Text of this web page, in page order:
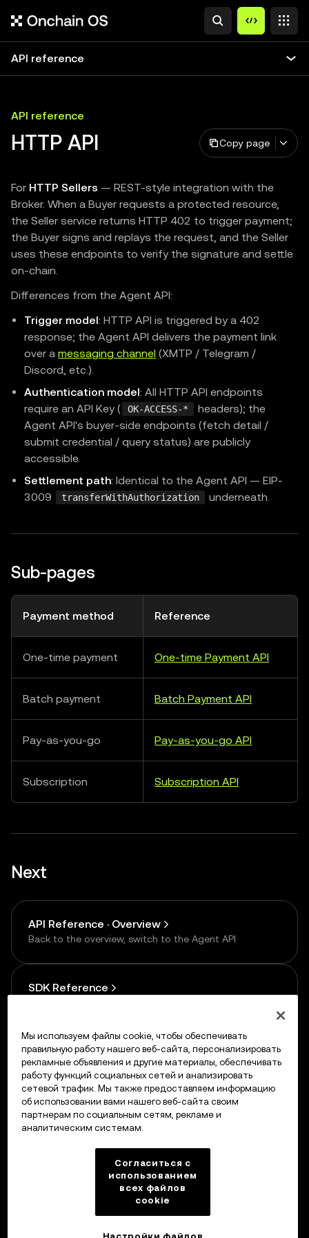
API reference
API reference
HTTP API Copy page
For HTTP Sellers — REST-style integration with the
Broker. When a Buyer requests a protected resource,
the Seller service returns HTTP 402 to trigger payment;
the Buyer signs and replays the request, and the Seller
uses these endpoints to verify the signature and settle
on-chain.
Differences from the Agent API:
Trigger model: HTTP API is triggered by a 402
response; the Agent API delivers the payment link
over amessaging channel (XMTP / Telegram /
Discord, etc.).
Authentication model: All HTTP API endpoints
require an API Key (
OK-ACCESS-*
headers); the
Agent API's buyer-side endpoints (fetch detail /
submit credential / query status) are publicly
accessible.
Settlement path: Identical to the Agent API — EIP-
3009
transferWithAuthorization underneath.
Sub-pages
Payment method Reference
One-time payment One-time Payment API
Batch payment Batch Payment API
Pay-as-you-go Pay-as-you-go API
Subscription Subscription API
Next
API Reference · Overview
Back to the overview, switch to the Agent API
SDK Reference
Previous
API Reference
HTTP API — One-time Payment
Мы используем файлы cookie, чтобы обеспечивать
правильную работу нашего веб-сайта, персонализировать
рекламные объявления и другие материалы, обеспечивать
работу функций социальных сетей и анализировать
сетевой трафик. Мы также предоставляем информацию
об использовании вами нашего веб-сайта своим
партнерам по социальным сетям, рекламе и
аналитическим системам.
Согласиться с
использованием
всех файлов
cookie